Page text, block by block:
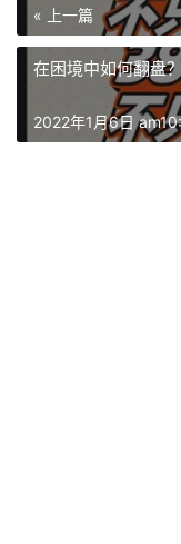
« 上一篇
在困境中如何翻盘
2022年1月6日